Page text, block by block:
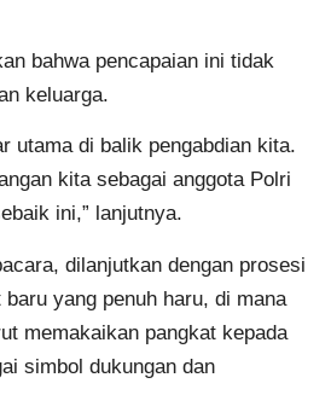
bahwa pencapaian ini tidak
keluarga.
utama di balik pengabdian kita.
kita sebagai anggota Polri
ini,” lanjutnya.
dilanjutkan dengan prosesi
yang penuh haru, di mana
memakaikan pangkat kepada
simbol dukungan dan